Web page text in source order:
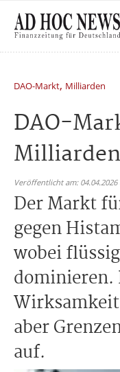
DAO-Markt, Milliarden
DAO-
Veröffentlicht am:
Der Markt
gegen
wobei
dominieren.
aber
auf.